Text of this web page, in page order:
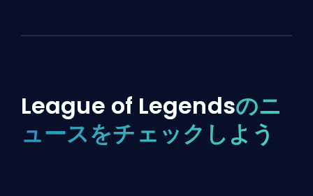
League of Legendsのニ
ュースをチェックしよう